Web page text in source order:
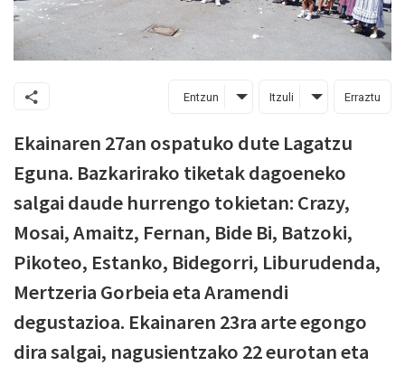
Entzun Itzuli Erraztu
Ekainaren 27an ospatuko dute Lagatzu
Eguna. Bazkarirako tiketak dagoeneko
salgai daude hurrengo tokietan: Crazy,
Mosai, Amaitz, Fernan, Bide Bi, Batzoki,
Pikoteo, Estanko, Bidegorri, Liburudenda,
Mertzeria Gorbeia eta Aramendi
degustazioa. Ekainaren 23ra arte egongo
dira salgai, nagusientzako 22 eurotan eta